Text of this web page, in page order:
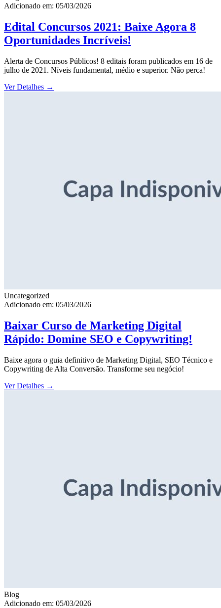
Adicionado em: 05/03/2026
Edital Concursos 2021: Baixe Agora 8
Oportunidades Incríveis!
Alerta de Concursos Públicos! 8 editais foram publicados em 16 de
julho de 2021. Níveis fundamental, médio e superior. Não perca!
Ver Detalhes →
Uncategorized
Adicionado em: 05/03/2026
Baixar Curso de Marketing Digital
Rápido: Domine SEO e Copywriting!
Baixe agora o guia definitivo de Marketing Digital, SEO Técnico e
Copywriting de Alta Conversão. Transforme seu negócio!
Ver Detalhes →
Blog
Adicionado em: 05/03/2026